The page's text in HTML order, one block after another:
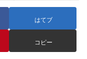
はてブ
コピー